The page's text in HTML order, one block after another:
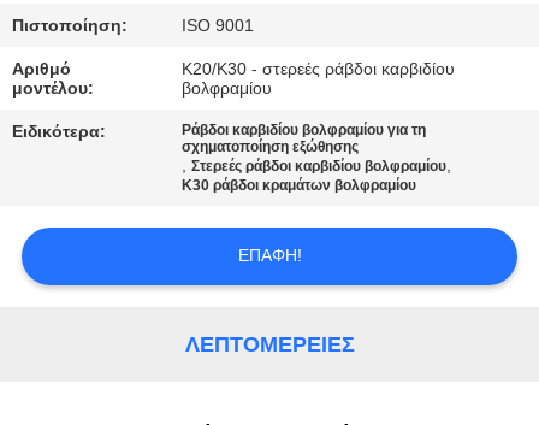
ΕΙΔΉΣΕΙΣ
ΠΕΡΙΠΤΏΣΕΙΣ
ΈΝΑ
ΑΠΌΣΠΑΣΜΑ
Πιστοποίηση: ISO 9001
Αριθμό
μοντέλου:
K20/K30 - στερεές ράβδοι καρβιδίου
βολφραμίου
Ειδικότερα:
Ράβδοι καρβιδίου βολφραμίου για τη
σχηματοποίηση εξώθησης
,Στερεές ράβδοι καρβιδίου βολφραμίου,
K30 ράβδοι κραμάτων βολφραμίου
ΕΠΑΦΉ!
ΛΕΠΤΟΜΈΡΕΙΕΣ